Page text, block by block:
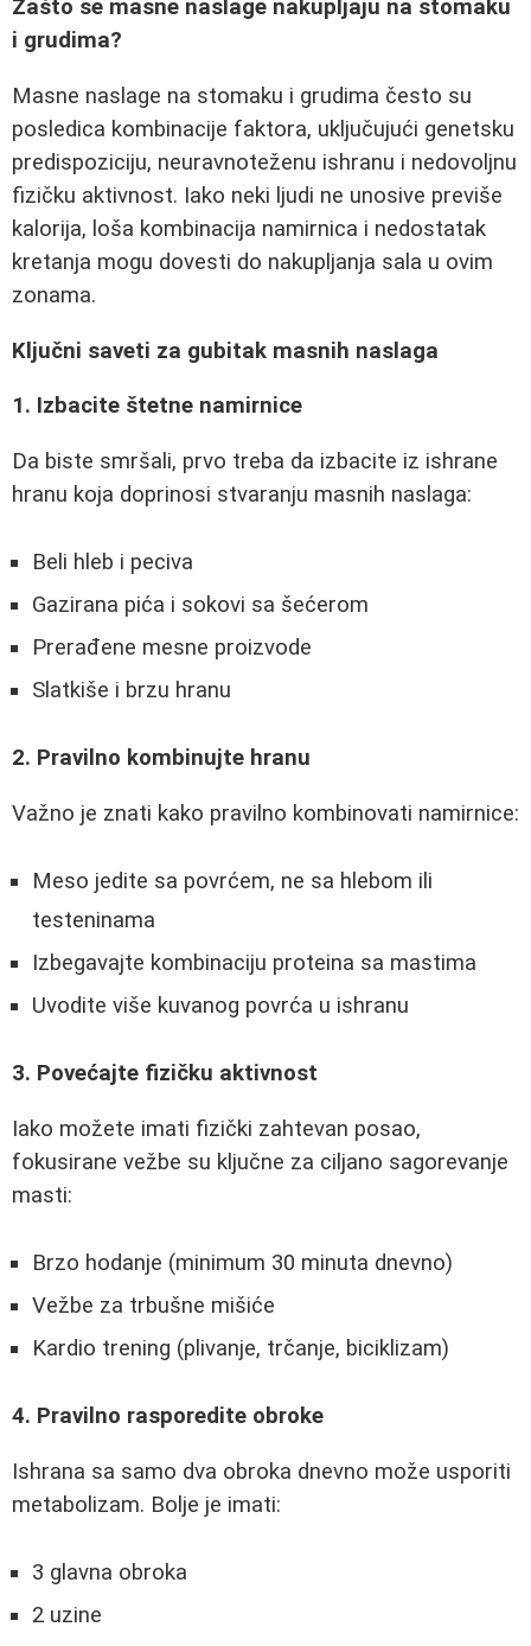
Zašto se masne naslage nakupljaju na stomaku
i grudima?
Masne naslage na stomaku i grudima često su
posledica kombinacije faktora, uključujući genetsku
predispoziciju, neuravnoteženu ishranu i nedovoljnu
fizičku aktivnost. Iako neki ljudi ne unosive previše
kalorija, loša kombinacija namirnica i nedostatak
kretanja mogu dovesti do nakupljanja sala u ovim
zonama.
Ključni saveti za gubitak masnih naslaga
1. Izbacite štetne namirnice
Da biste smršali, prvo treba da izbacite iz ishrane
hranu koja doprinosi stvaranju masnih naslaga:
Beli hleb i peciva
Gazirana pića i sokovi sa šećerom
Prerađene mesne proizvode
Slatkiše i brzu hranu
2. Pravilno kombinujte hranu
Važno je znati kako pravilno kombinovati namirnice:
Meso jedite sa povrćem, ne sa hlebom ili
testeninama
Izbegavajte kombinaciju proteina sa mastima
Uvodite više kuvanog povrća u ishranu
3. Povećajte fizičku aktivnost
Iako možete imati fizički zahtevan posao,
fokusirane vežbe su ključne za ciljano sagorevanje
masti:
Brzo hodanje (minimum 30 minuta dnevno)
Vežbe za trbušne mišiće
Kardio trening (plivanje, trčanje, biciklizam)
4. Pravilno rasporedite obroke
Ishrana sa samo dva obroka dnevno može usporiti
metabolizam. Bolje je imati:
3 glavna obroka
2 uzine